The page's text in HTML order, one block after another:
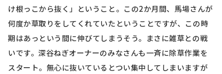
け根っこから抜く」ということ。この2か月間、馬場さんが
何度か草取りをしてくれていたということですが、この時
期はあっという間に伸びてしまうそう。まさに雑草との戦
いです。深谷ねぎオーナーのみなさんも一斉に除草作業を
スタート。無心に抜いているとつい集中してしまいますが